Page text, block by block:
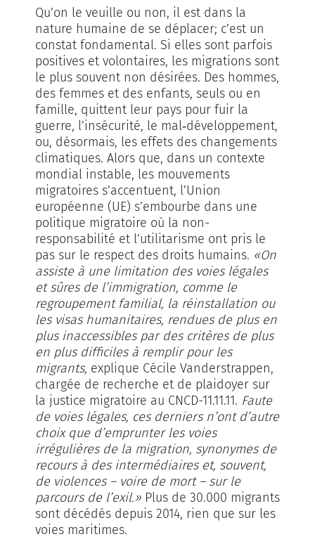
Qu’on le veuille ou non, il est dans la
nature humaine de se déplacer; c’est un
constat fondamental. Si elles sont parfois
positives et volontaires, les migrations sont
le plus souvent non désirées. Des hommes,
des femmes et des enfants, seuls ou en
famille, quittent leur pays pour fuir la
guerre, l’insécurité, le mal‑développement,
ou, désormais, les effets des changements
climatiques. Alors que, dans un contexte
mondial instable, les mouvements
migratoires s’accentuent, l’Union
européenne (UE) s’embourbe dans une
politique migratoire où la non-
responsabilité et l’utilitarisme ont pris le
pas sur le respect des droits humains. «On
assiste à une limitation des voies légales
et sûres de l’immigration, comme le
regroupement familial, la réinstallation ou
les visas humanitaires, rendues de plus en
plus inaccessibles par des critères de plus
en plus difficiles à remplir pour les
migrants, explique Cécile Vanderstrappen,
chargée de recherche et de plaidoyer sur
la justice migratoire au CNCD-11.11.11. Faute
de voies légales, ces derniers n’ont d’autre
choix que d’emprunter les voies
irrégulières de la migration, synonymes de
recours à des intermédiaires et, souvent,
de violences – voire de mort – sur le
parcours de l’exil.» Plus de 30.000 migrants
sont décédés depuis 2014, rien que sur les
voies maritimes.